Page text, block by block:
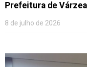
Contato
Prefeitura de
8 de julho de 2026